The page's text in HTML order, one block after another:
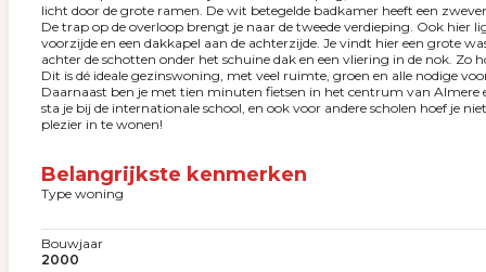
licht door de grote ramen. De wit betegelde badkamer heeft een
De trap op de overloop brengt je naar de tweede verdieping. Ook hier
voorzijde en een dakkapel aan de achterzijde. Je vindt hier een grote
achter de schotten onder het schuine dak en een vliering in de nok. Zo
Dit is dé ideale gezinswoning, met veel ruimte, groen en alle nodige
Daarnaast ben je met tien minuten fietsen in het centrum van
sta je bij de internationale school, en ook voor andere scholen hoef je
plezier in te wonen!
Belangrijkste kenmerken
Type woning
Bouwjaar
2000